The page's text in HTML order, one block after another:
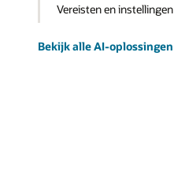
Vereisten en instellingen
Bekijk alle AI-oplossingen